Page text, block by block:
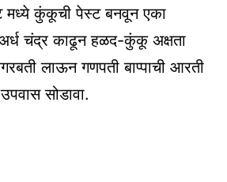
मध्ये कुंकूची पेस्ट बनवून एका
अर्ध चंद्र काढून हळद-कुंकू अक्षता
लाऊन गणपती बाप्पाची आरती
सोडावा.